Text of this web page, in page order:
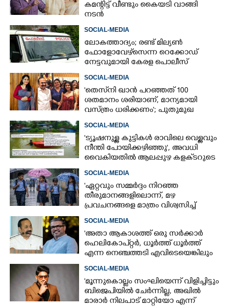
കമന്റിട്ട് വീണ്ടും കൈയടി വാങ്ങി
നടൻ
SOCIAL-MEDIA
ലോകത്താദ്യം; രണ്ട് മില്യണ്‍
ഫോളോവേഴ്‌സെന്ന റെക്കോഡ്
നേട്ടവുമായി കേരള പൊലീസ്
SOCIAL-MEDIA
'തെസ്‌നി ഖാൻ പറഞ്ഞത് 100
ശതമാനം ശരിയാണ്, മാന്യമായി
വസ്ത്രം ധരിക്കണം'; പുതുമുഖ
SOCIAL-MEDIA
'ട്യൂഷനുള്ള കുട്ടികൾ രാവിലെ വെള്ളവും
നീന്തി പോയിക്കഴിഞ്ഞു', അവധി
വൈകിയതിൽ ആലപ്പുഴ കളക്‌ടറുടെ
SOCIAL-MEDIA
"ഏറ്റവും സമ്മർദ്ദം നിറഞ്ഞ
തീരുമാനങ്ങളിലൊന്ന്,​ മഴ
പ്രവചനങ്ങളെ മാത്രം വിശ്വസിച്ച്
SOCIAL-MEDIA
'അതാ ആകാശത്ത് ഒരു സർക്കാർ
ഹെലികോപ്റ്റർ, ധൂർത്ത് ധൂർത്ത്
എന്ന നെഞ്ചത്തടി എവിടെയെങ്കിലും
SOCIAL-MEDIA
'മൂന്നുകൊല്ലം സംഘിയെന്ന് വിളിച്ചിട്ടും
ബിജെപിയിൽ ചേർന്നില്ല, അഖിൽ
മാരാർ നിലപാട് മാറ്റിയോ എന്ന്